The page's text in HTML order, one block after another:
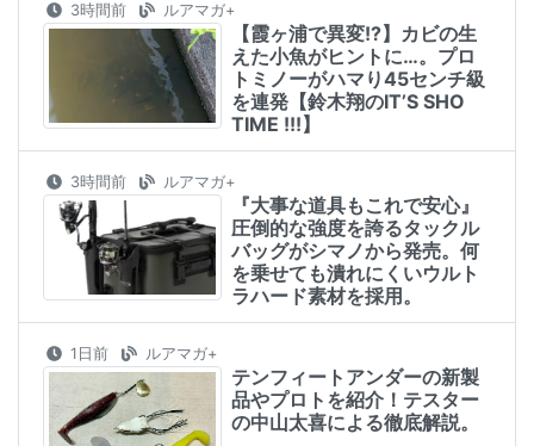
3時間前 ルアマガ+
【霞ヶ浦で異変!?】カビの生
えた小魚がヒントに…。プロ
トミノーがハマり45センチ級
を連発【鈴木翔のIT’S SHO
TIME !!!】
3時間前 ルアマガ+
『大事な道具もこれで安心』
圧倒的な強度を誇るタックル
バッグがシマノから発売。何
を乗せても潰れにくいウルト
ラハード素材を採用。
1日前 ルアマガ+
テンフィートアンダーの新製
品やプロトを紹介！テスター
の中山太喜による徹底解説。